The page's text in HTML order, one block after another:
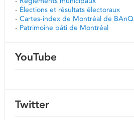
- Élections et résultats électoraux
- Cartes-index de Montréal de BAnQ
- Patrimoine bâti de Montréal
YouTube
Twitter